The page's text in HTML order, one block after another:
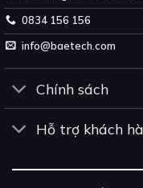
0834 156 156
info@baetech.com
Chính sách
Hỗ trợ khách